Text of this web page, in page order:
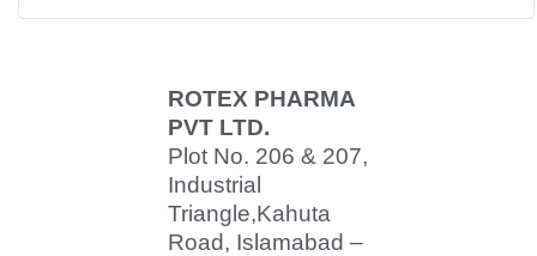
ROTEX PHARMA
PVT LTD.
Plot No. 206 & 207,
Industrial
Triangle,Kahuta
Road, Islamabad –